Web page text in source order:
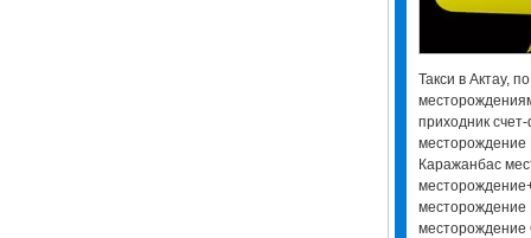
Такси в Актау,
приходник
месторождение
Каражанбас
месторождение
месторождение